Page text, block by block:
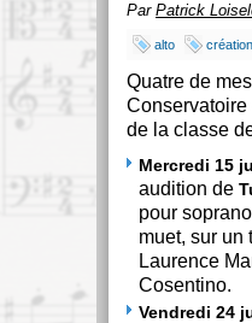
Par Patrick
alto
Quatre de
de la classe
Mercredi 15
audition de
pour
muet, sur un
Laurence
Cosentino.
Vendredi 24